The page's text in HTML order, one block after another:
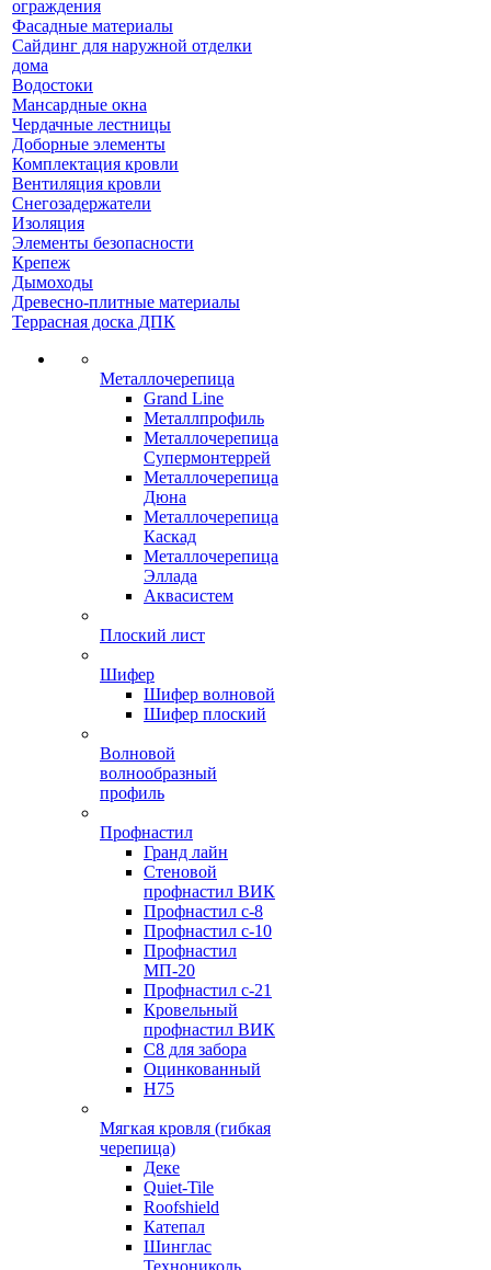
ограждения
Фасадные материалы
Сайдинг для наружной отделки
дома
Водостоки
Мансардные окна
Чердачные лестницы
Доборные элементы
Комплектация кровли
Вентиляция кровли
Снегозадержатели
Изоляция
Элементы безопасности
Крепеж
Дымоходы
Древесно-плитные материалы
Террасная доска ДПК
Металлочерепица
Grand Line
Металлпрофиль
Металлочерепица
Супермонтеррей
Металлочерепица
Дюна
Металлочерепица
Каскад
Металлочерепица
Эллада
Аквасистем
Плоский лист
Шифер
Шифер волновой
Шифер плоский
Волновой
волнообразный
профиль
Профнастил
Гранд лайн
Стеновой
профнастил ВИК
Профнастил с-8
Профнастил с-10
Профнастил
МП-20
Профнастил с-21
Кровельный
профнастил ВИК
С8 для забора
Оцинкованный
Н75
Мягкая кровля (гибкая
черепица)
Деке
Quiet-Tile
Roofshield
Катепал
Шинглас
Технониколь